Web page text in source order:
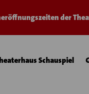
der
Schauspiel